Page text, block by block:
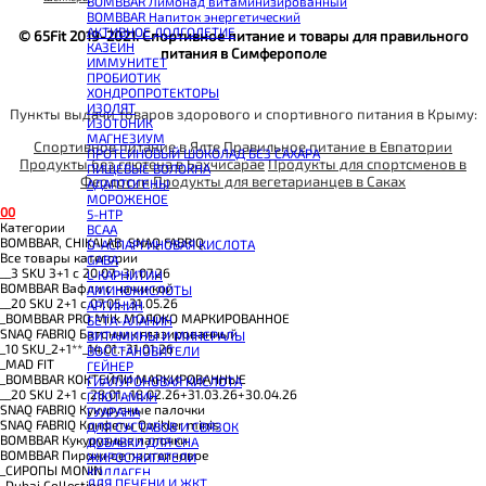
BOMBBAR Напиток энергетический
АКТИВНОЕ ДОЛГОЛЕТИЕ
КАЗЕИН
ИММУНИТЕТ
ПРОБИОТИК
ХОНДРОПРОТЕКТОРЫ
ИЗОЛЯТ
ИЗОТОНИК
МАГНЕЗИУМ
ПРОТЕИНОВЫЙ ШОКОЛАД БЕЗ САХАРА
ПИЩЕВЫЕ ВОЛОКНА
АДАПТОГЕНЫ
МОРОЖЕНОЕ
5-HTP
BCAA
D-АСПАРГИНОВАЯ КИСЛОТА
GABA
L-КАРНИТИН
АМИНОКИСЛОТЫ
АРГИНИН
БЕТА-АЛАНИН
ВИТАМИНЫ И МИНЕРАЛЫ
ВОССТАНОВИТЕЛИ
ГЕЙНЕР
ГИАЛУРОНОВАЯ КИСЛОТА
ГЛЮТАМИН
ГУАРАНА
ДЛЯ СУСТАВОВ И СВЯЗОК
ДОБАВКИ ДЛЯ СНА
ЖИРОСЖИГАТЕЛИ
КОЛЛАГЕН
ДЛЯ ПЕЧЕНИ И ЖКТ
© 65Fit 2019-2021. Спортивное питание и товары для правильного
питания в Симферополе
Пункты выдачи товаров здорового и спортивного питания в Крыму:
Спортивное питание в ЯлтеПравильное питание в Евпатории
Продукты без глютена в БахчисараеПродукты для спортсменов в
ФеодосииПродукты для вегетарианцев в Саках
00
Категории
BOMBBAR, CHIKALAB, SNAQ FABRIQ
Все товары категории
__3 SKU 3+1 с 20.07.-31.07.26
BOMBBAR Вафли с начинкой
__20 SKU 2+1 с 07.05.-31.05.26
_BOMBBAR PRO Milk МОЛОКО МАРКИРОВАННОЕ
SNAQ FABRIQ Батончик глазированный
_10 SKU_2+1**_14.01.-31.01.26
_MAD FIT
_BOMBBAR КОКТЕЙЛИ МАРКИРОВАННЫЕ
__20 SKU 2+1 с 28.01.-18.02.26+31.03.26+30.04.26
SNAQ FABRIQ Кукурузные палочки
SNAQ FABRIQ Конфеты Qwikler minis
BOMBBAR Кукурузные палочки
BOMBBAR Пирожное протеиновое
_CИРОПЫ MONIN